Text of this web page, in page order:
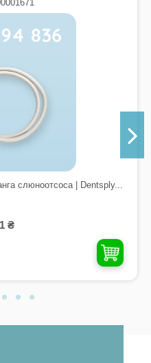
слюноотсоса | Dentsply...
₴